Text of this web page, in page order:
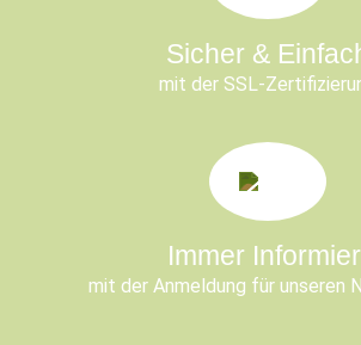
Sicher &
mit der SSL-
Immer
mit der Anmeldung für unseren